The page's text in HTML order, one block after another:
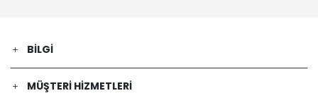
BILGI
MÜŞTERI HIZMETLERI